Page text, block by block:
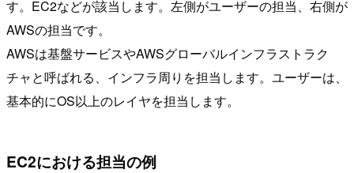
す。EC2などが該当します。左側がユーザーの担当、右側が
AWSの担当です。
AWSは基盤サービスやAWSグローバルインフラストラク
チャと呼ばれる、インフラ周りを担当します。ユーザーは、
基本的にOS以上のレイヤを担当します。
EC2における担当の例